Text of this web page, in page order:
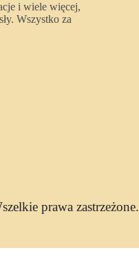
i wiele więcej,
Wszystko za
prawa zastrzeżone.